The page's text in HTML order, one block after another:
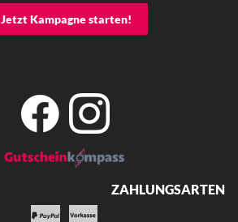
Jetzt Kampagne starten!
ZAHLUNGSARTEN